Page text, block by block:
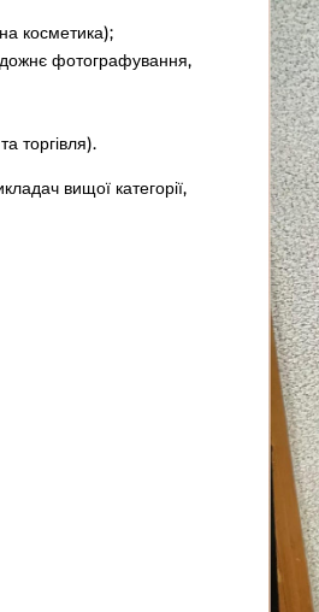
косметика);
фотографування,
торгівля).
вищої категорії,